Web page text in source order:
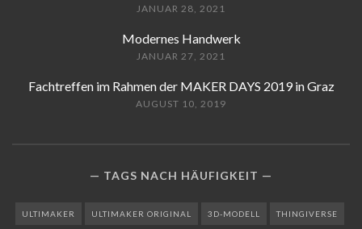
JANUAR 28, 2021
Modernes Handwerk
JANUAR 27, 2021
Fachtreffen im Rahmen der MAKER DAYS 2019 in Graz
AUGUST 10, 2019
TAGS NACH HÄUFIGKEIT
ULTIMAKER ULTIMAKER ORIGINAL 3D-MODELL THINGIVERSE